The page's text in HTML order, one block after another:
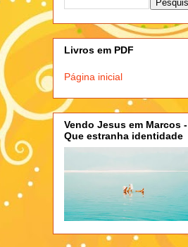
Livros em PDF
Página inicial
Vendo Jesus em Marcos -
Que estranha identidade